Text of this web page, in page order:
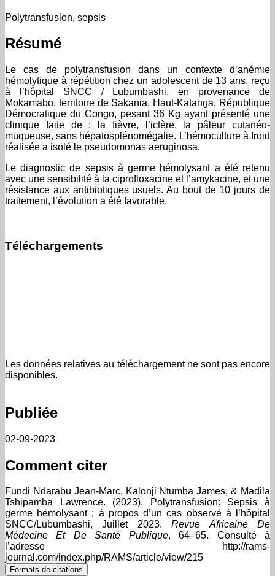
Polytransfusion, sepsis
Résumé
Le cas de polytransfusion dans un contexte d’anémie
hémolytique à répétition chez un adolescent de 13 ans, reçu
à l’hôpital SNCC / Lubumbashi, en provenance de
Mokamabo, territoire de Sakania, Haut-Katanga, République
Démocratique du Congo, pesant 36 Kg ayant présenté une
clinique faite de : la fièvre, l’ictère, la pâleur cutanéo-
muqueuse, sans hépatosplénomégalie. L’hémoculture à froid
réalisée a isolé le pseudomonas aeruginosa.
Le diagnostic de sepsis à germe hémolysant a été retenu
avec une sensibilité à la ciprofloxacine et l’amykacine, et une
résistance aux antibiotiques usuels. Au bout de 10 jours de
traitement, l’évolution a été favorable.
Téléchargements
Les données relatives au téléchargement ne sont pas encore
disponibles.
Publiée
02-09-2023
Comment citer
Fundi Ndarabu Jean-Marc, Kalonji Ntumba James, & Madila
Tshipamba Lawrence. (2023). Polytransfusion: Sepsis à
germe hémolysant ; à propos d’un cas observé à l’hôpital
SNCC/Lubumbashi, Juillet 2023.Revue Africaine De
Médecine Et De Santé Publique, 64–65. Consulté à
l’adresse http://rams-
journal.com/index.php/RAMS/article/view/215
Formats de citations